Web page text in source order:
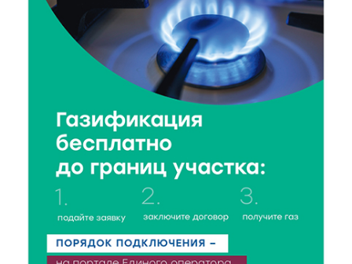
отрасли
7 Авг 2026 18:10 181
Зарядка со стражем порядка объединила детей в
7 Авг 2026 18:02 399
В Нило-Столобенской пустыни началась
реставрация фасада исторической
Крестовоздвиженской церкви
7 Авг 2026 18:01 283